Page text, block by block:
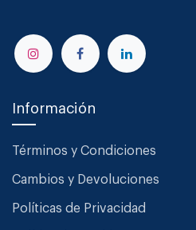
Información
Términos y Condiciones
Cambios y Devoluciones
Políticas de Privacidad